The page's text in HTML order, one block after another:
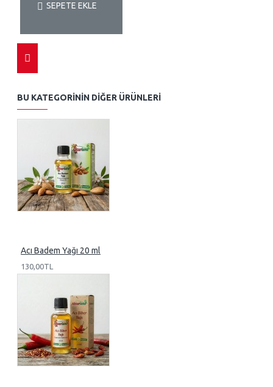
SEPETE EKLE
BU KATEGORININ DIĞER ÜRÜNLERI
Acı Badem Yağı 20 ml
130,00TL